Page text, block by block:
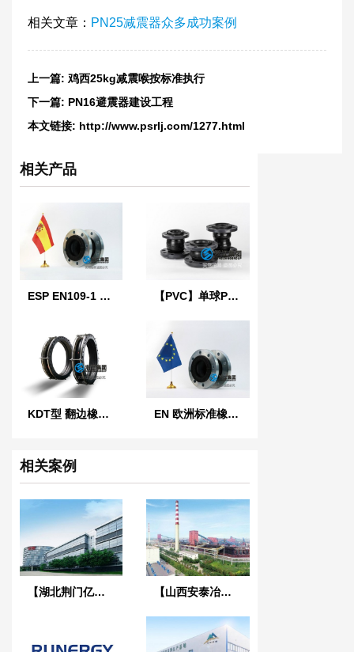
相关文章：​ PN25减震器众多成功案例
上一篇: ​鸡西25kg减震喉按标准执行
下一篇: PN16避震器建设工程
本文链接: http://www.psrlj.com/1277.html
相关产品
ESP EN109-1 西班牙标准橡胶膨胀节 【PVC】单球PVC法兰橡胶接头
KDT型 翻边橡胶接头 EN 欧洲标准橡胶膨胀节
相关案例
【湖北荆门亿纬创能锂电池BM项目】弹簧减震器合同 【山西安泰冶炼项目】橡胶接头合同